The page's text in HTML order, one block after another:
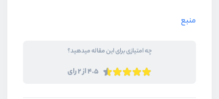
منبع
چه امتیازی برای این مقاله میدهید؟
4.5 از 2 رای